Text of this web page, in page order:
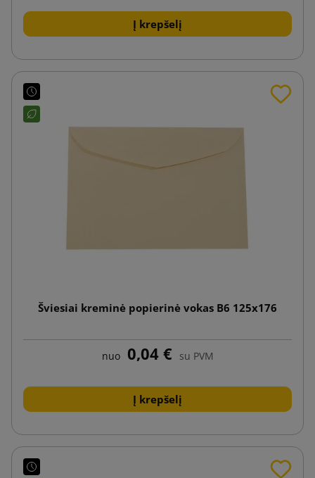
Į krepšelį
Šviesiai kreminė popierinė vokas B6 125x176
nuo 0,04 € su PVM
Į krepšelį